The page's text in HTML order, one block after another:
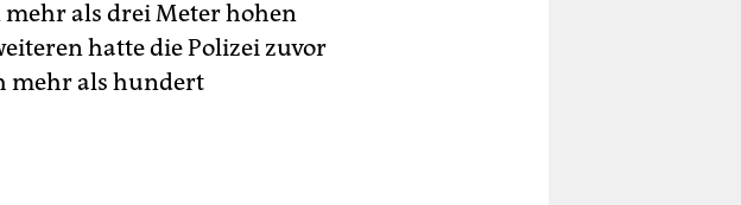
als drei Meter hohen
hatte die Polizei zuvor
mehr als hundert